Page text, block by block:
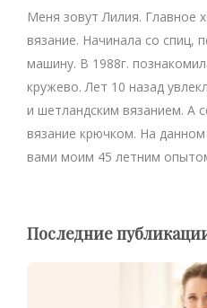
Меня зовут Лилия. Главное
вязание. Начинала со спиц,
машину. В 1988г.
кружево. Лет 10 назад
и шетландским вязанием. А
вязание крючком. На
вами моим 45 летним
Последние